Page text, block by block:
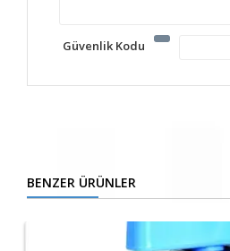
Güvenlik Kodu
BENZER ÜRÜNLER